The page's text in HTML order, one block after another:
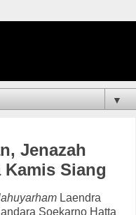
▼
Jenazah
Kamis Siang
Laendra
Soekarno Hatta